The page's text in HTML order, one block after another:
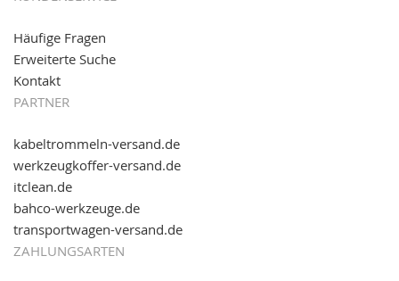
Häufige Fragen
Erweiterte Suche
Kontakt
PARTNER
kabeltrommeln-versand.de
werkzeugkoffer-versand.de
itclean.de
bahco-werkzeuge.de
transportwagen-versand.de
ZAHLUNGSARTEN